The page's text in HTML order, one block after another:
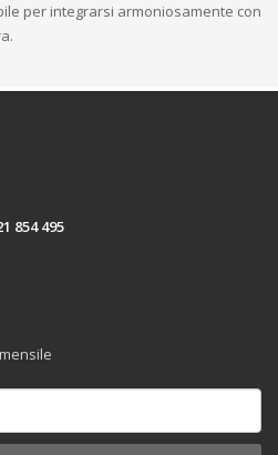
per integrarsi armoniosamente con
854 495